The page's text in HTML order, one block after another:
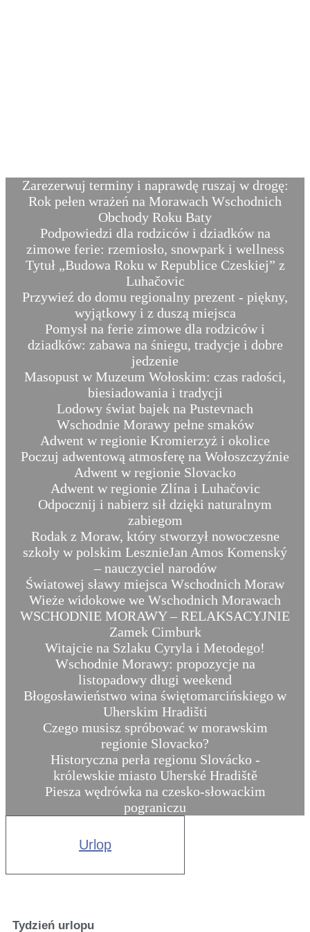
Zarezerwuj terminy i naprawdę ruszaj w drogę:
Rok pełen wrażeń na Morawach Wschodnich
Obchody Roku Baty
Podpowiedzi dla rodziców i dziadków na
zimowe ferie: rzemiosło, snowpark i wellness
Tytuł „Budowa Roku w Republice Czeskiej” z
Luhačovic
Przywieź do domu regionalny prezent - piękny,
wyjątkowy i z duszą miejsca
Pomysł na ferie zimowe dla rodziców i
dziadków: zabawa na śniegu, tradycje i dobre
jedzenie
Masopust w Muzeum Wołoskim: czas radości,
biesiadowania i tradycji
Lodowy świat bajek na Pustevnach
Wschodnie Morawy pełne smaków
Adwent w regionie Kromierzyż i okolice
Poczuj adwentową atmosferę na Wołoszczyźnie
Adwent w regionie Slovacko
Adwent w regionie Zlína i Luhačovic
Odpocznij i nabierz sił dzięki naturalnym
zabiegom
Rodak z Moraw, który stworzył nowoczesne
szkoły w polskim LesznieJan Amos Komenský
– nauczyciel narodów
Światowej sławy miejsca Wschodnich Moraw
Wieże widokowe we Wschodnich Morawach
WSCHODNIE MORAWY – RELAKSACYJNIE
Zamek Cimburk
Witajcie na Szlaku Cyryla i Metodego!
Wschodnie Morawy: propozycje na
listopadowy długi weekend
Błogosławieństwo wina świętomarcińskiego w
Uherskim Hradišti
Czego musisz spróbować w morawskim
regionie Slovacko?
Historyczna perła regionu Slovácko -
królewskie miasto Uherské Hradiště
Piesza wędrówka na czesko-słowackim
pograniczu
Urlop
Tydzień urlopu